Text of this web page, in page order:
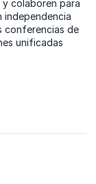
colaboren para
conferencias de
unificadas